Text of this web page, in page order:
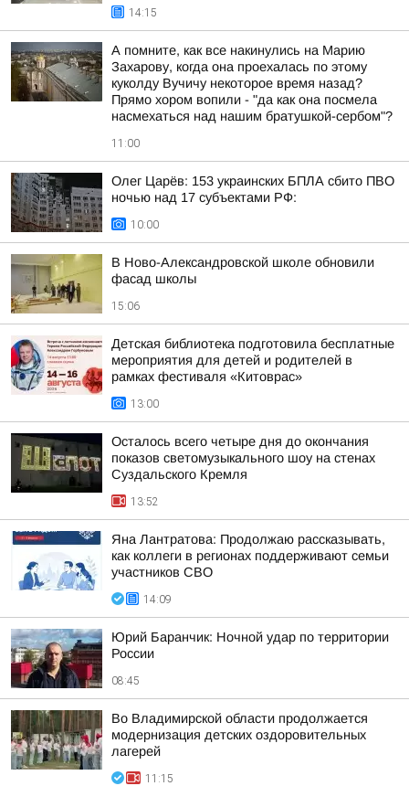
14:15
А помните, как все накинулись на Марию
Захарову, когда она проехалась по этому
куколду Вучичу некоторое время назад?
Прямо хором вопили - "да как она посмела
насмехаться над нашим братушкой-сербом"?
11:00
Олег Царёв: 153 украинских БПЛА сбито ПВО
ночью над 17 субъектами РФ:
10:00
В Ново-Александровской школе обновили
фасад школы
15:06
Детская библиотека подготовила бесплатные
мероприятия для детей и родителей в
рамках фестиваля «Китоврас»
13:00
Осталось всего четыре дня до окончания
показов светомузыкального шоу на стенах
Суздальского Кремля
13:52
Яна Лантратова: Продолжаю рассказывать,
как коллеги в регионах поддерживают семьи
участников СВО
14:09
Юрий Баранчик: Ночной удар по территории
России
08:45
Во Владимирской области продолжается
модернизация детских оздоровительных
лагерей
11:15